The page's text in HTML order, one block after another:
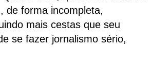
de forma incompleta,
mais cestas que seu
se fazer jornalismo sério,